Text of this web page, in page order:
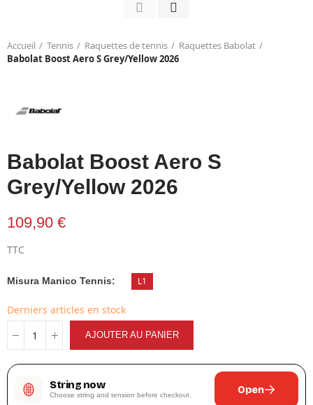
Accueil Tennis Raquettes de tennis
Raquettes Babolat
Babolat Boost Aero S Grey/Yellow 2026
Babolat Boost Aero S
Grey/Yellow 2026
109,90 €
TTC
Misura Manico Tennis L1
Derniers articles en stock
AJOUTER AU PANIER
String now
Choose string and tension before checkout. Open